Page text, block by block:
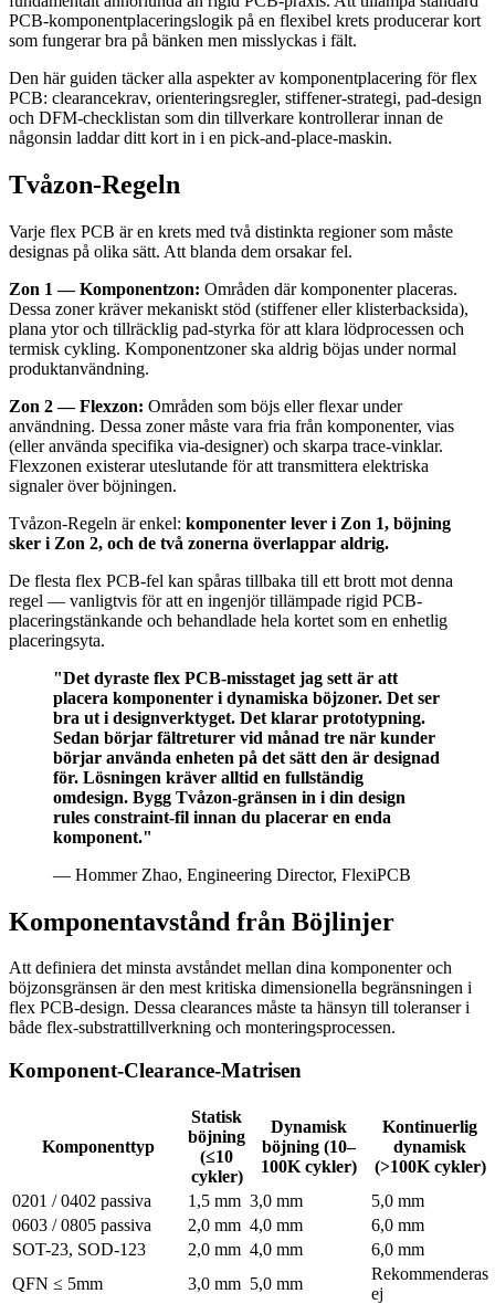
PCB-komponentplaceringslogik på en flexibel krets producerar kort
som fungerar bra på bänken men misslyckas i fält.
Den här guiden täcker alla aspekter av komponentplacering för flex
PCB: clearancekrav, orienteringsregler, stiffener-strategi, pad-design
och DFM-checklistan som din tillverkare kontrollerar innan de
någonsin laddar ditt kort in i en pick-and-place-maskin.
Tvåzon-Regeln
Varje flex PCB är en krets med två distinkta regioner som måste
designas på olika sätt. Att blanda dem orsakar fel.
Zon 1 — Komponentzon: Områden där komponenter placeras.
Dessa zoner kräver mekaniskt stöd (stiffener eller klisterbacksida),
plana ytor och tillräcklig pad-styrka för att klara lödprocessen och
termisk cykling. Komponentzoner ska aldrig böjas under normal
produktanvändning.
Zon 2 — Flexzon: Områden som böjs eller flexar under
användning. Dessa zoner måste vara fria från komponenter, vias
(eller använda specifika via-designer) och skarpa trace-vinklar.
Flexzonen existerar uteslutande för att transmittera elektriska
signaler över böjningen.
Tvåzon-Regeln är enkel: komponenter lever i Zon 1, böjning
sker i Zon 2, och de två zonerna överlappar aldrig.
De flesta flex PCB-fel kan spåras tillbaka till ett brott mot denna
regel — vanligtvis för att en ingenjör tillämpade rigid PCB-
placeringstänkande och behandlade hela kortet som en enhetlig
placeringsyta.
"Det dyraste flex PCB-misstaget jag sett är att
placera komponenter i dynamiska böjzoner. Det ser
bra ut i designverktyget. Det klarar prototypning.
Sedan börjar fältreturer vid månad tre när kunder
börjar använda enheten på det sätt den är designad
för. Lösningen kräver alltid en fullständig
omdesign. Bygg Tvåzon-gränsen in i din design
rules constraint-fil innan du placerar en enda
komponent."
— Hommer Zhao, Engineering Director, FlexiPCB
Komponentavstånd från Böjlinjer
Att definiera det minsta avståndet mellan dina komponenter och
böjzonsgränsen är den mest kritiska dimensionella begränsningen i
flex PCB-design. Dessa clearances måste ta hänsyn till toleranser i
både flex-substrattillverkning och monteringsprocessen.
Komponent-Clearance-Matrisen
Komponenttyp
Statisk
böjning
(≤10
cykler)
Dynamisk
böjning (10–
100K cykler)
Kontinuerlig
dynamisk
(>100K cykler)
0201 / 0402 passiva
1,5 mm 3,0 mm
5,0 mm
0603 / 0805 passiva
2,0 mm 4,0 mm
6,0 mm
SOT-23, SOD-123
2,0 mm 4,0 mm
6,0 mm
QFN ≤ 5mm
3,0 mm 5,0 mm
Rekommenderas
ej